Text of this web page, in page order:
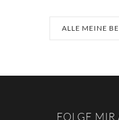
ALLE MEINE
FOLGE